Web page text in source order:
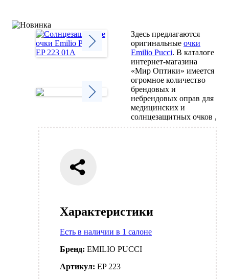
Характеристики
Есть в наличии в 1 салоне
Бренд: EMILIO PUCCI
Артикул: EP 223
Здесь предлагаются
оригинальныеочки
Emilio Pucci. В каталоге
интернет-магазина
«Мир Оптики» имеется
огромное количество
брендовых и
небрендовых оправ для
медицинских и
солнцезащитных очков ,